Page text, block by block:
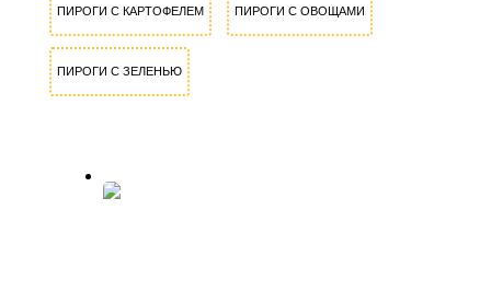
ПИРОГИ С КАРТОФЕЛЕМ ПИРОГИ С ОВОЩАМИ
ПИРОГИ С ЗЕЛЕНЬЮ